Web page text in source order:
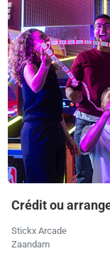
Crédit ou
Stickx Arcade
Zaandam